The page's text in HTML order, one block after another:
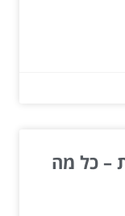
– כל מה